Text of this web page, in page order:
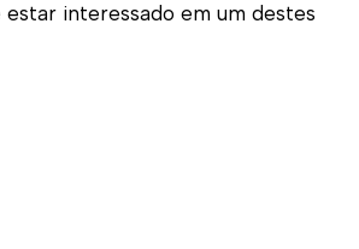
estar interessado em um destes